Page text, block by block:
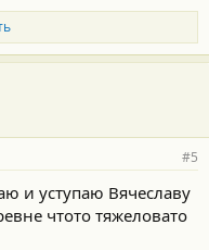
#5
и уступаю Вячеславу
чтото тяжеловато